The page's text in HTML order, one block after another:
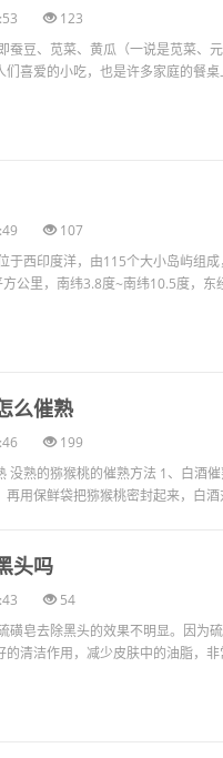
123
蚕豆、苋菜、黄瓜（一说是苋菜、
们喜爱的小吃，也是许多家庭的餐
107
于西印度洋，由115个大小岛屿组
公里，南纬3.8度~南纬10.5度，
么催熟
199
没熟的猕猴桃的催熟方法 1、白酒
再用保鲜袋把猕猴桃密封起来，白
头吗
54
磺皂去除黑头的效果不明显。因为
的清洁作用，减少皮肤中的油脂，